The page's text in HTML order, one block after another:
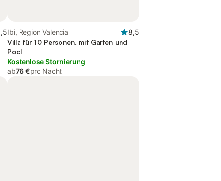
Ibi, Region Valencia
8,5
Villa für 10 Personen, mit Garten und
Pool
Kostenlose Stornierung
ab76 €pro Nacht